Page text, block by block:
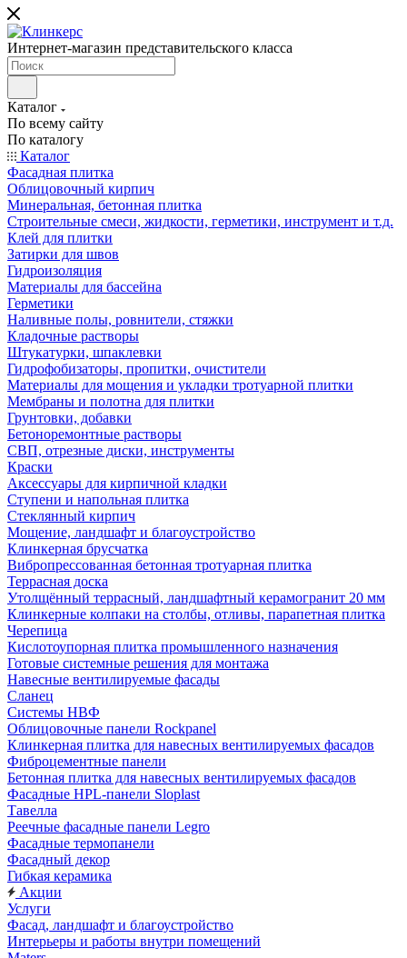
Интернет-магазин представительского класса
Каталог
По всему сайту
По каталогу
Каталог
Фасадная плитка
Облицовочный кирпич
Минеральная, бетонная плитка
Строительные смеси, жидкости, герметики, инструмент и т.д.
Клей для плитки
Затирки для швов
Гидроизоляция
Материалы для бассейна
Герметики
Наливные полы, ровнители, стяжки
Кладочные растворы
Штукатурки, шпаклевки
Гидрофобизаторы, пропитки, очистители
Материалы для мощения и укладки тротуарной плитки
Мембраны и полотна для плитки
Грунтовки, добавки
Бетоноремонтные растворы
СВП, отрезные диски, инструменты
Краски
Аксессуары для кирпичной кладки
Ступени и напольная плитка
Cтеклянный кирпич
Мощение, ландшафт и благоустройство
Клинкерная брусчатка
Вибропрессованная бетонная тротуарная плитка
Террасная доска
Утолщённый террасный, ландшафтный керамогранит 20 мм
Клинкерные колпаки на столбы, отливы, парапетная плитка
Черепица
Кислотоупорная плитка промышленного назначения
Готовые системные решения для монтажа
Навесные вентилируемые фасады
Сланец
Системы НВФ
Облицовочные панели Rockpanel
Клинкерная плитка для навесных вентилируемых фасадов
Фиброцементные панели
Бетонная плитка для навесных вентилируемых фасадов
Фасадные HPL-панели Sloplast
Тавелла
Реечные фасадные панели Legro
Фасадные термопанели
Фасадный декор
Гибкая керамика
Акции
Услуги
Фасад, ландшафт и благоустройство
Интерьеры и работы внутри помещений